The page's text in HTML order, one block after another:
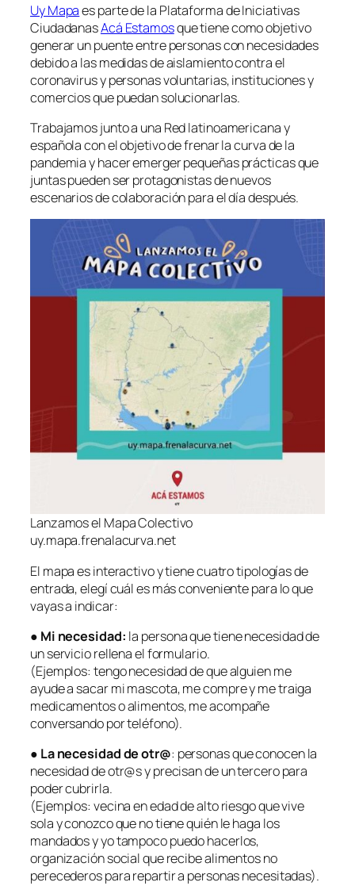
Uy Mapaes parte de la Plataforma de Iniciativas
CiudadanasAcá Estamosque tiene como objetivo
generar un puente entre personas con necesidades
debido a las medidas de aislamiento contra el
coronavirus y personas voluntarias, instituciones y
comercios que puedan solucionarlas.
Trabajamos junto a una Red latinoamericana y
española con el objetivo de frenar la curva de la
pandemia y hacer emerger pequeñas prácticas que
juntas pueden ser protagonistas de nuevos
escenarios de colaboración para el día después.
Lanzamos el Mapa Colectivo
uy.mapa.frenalacurva.net
El mapa es interactivo y tiene cuatro tipologías de
entrada, elegí cuál es más conveniente para lo que
vayas a indicar:
● Mi necesidad: la persona que tiene necesidad de
un servicio rellena el formulario.
(Ejemplos: tengo necesidad de que alguien me
ayude a sacar mi mascota, me compre y me traiga
medicamentos o alimentos, me acompañe
conversando por teléfono).
● La necesidad de otr@: personas que conocen la
necesidad de otr@s y precisan de un tercero para
poder cubrirla.
(Ejemplos: vecina en edad de alto riesgo que vive
sola y conozco que no tiene quién le haga los
mandados y yo tampoco puedo hacerlos,
organización social que recibe alimentos no
perecederos para repartir a personas necesitadas).